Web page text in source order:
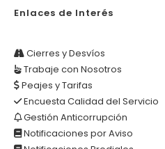
Enlaces de Interés
Cierres y Desvíos
Trabaje con Nosotros
Peajes y Tarifas
Encuesta Calidad del Servicio
Gestión Anticorrupción
Notificaciones por Aviso